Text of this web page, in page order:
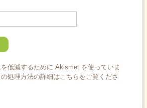
低減するために Akismet を使っていま
処理方法の詳細はこちらをご覧くださ